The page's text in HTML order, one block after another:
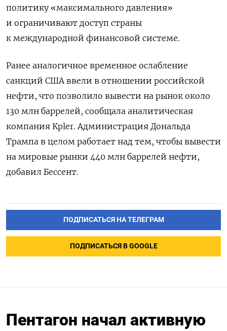
политику «максимального давления»
и ограничивают доступ страны
к международной финансовой системе.
Ранее аналогичное временное ослабление
санкций США ввели в отношении российской
нефти, что позволило вывести на рынок около
130 млн баррелей, сообщала аналитическая
компания Kpler. Администрация Дональда
Трампа в целом работает над тем, чтобы вывести
на мировые рынки 440 млн баррелей нефти,
добавил Бессент.
ПОДПИСАТЬСЯ НА ТЕЛЕГРАМ
ПОДПИСАТЬСЯ В GOOGLE
Пентагон начал активную